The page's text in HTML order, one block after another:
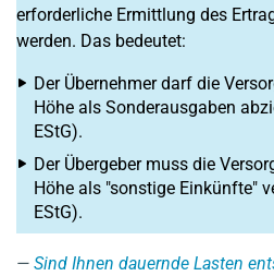
erforderliche Ermittlung des
werden. Das bedeutet:
Der Übernehmer darf die
Höhe als Sonderausgaben
EStG).
Der Übergeber muss die
Höhe als "sonstige Einkünfte"
EStG).
Sind Ihnen dauernde Lasten